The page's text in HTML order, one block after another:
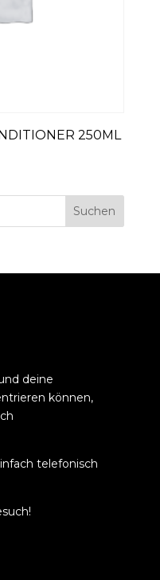
250ML
Suchen
deine
können,
telefonisch